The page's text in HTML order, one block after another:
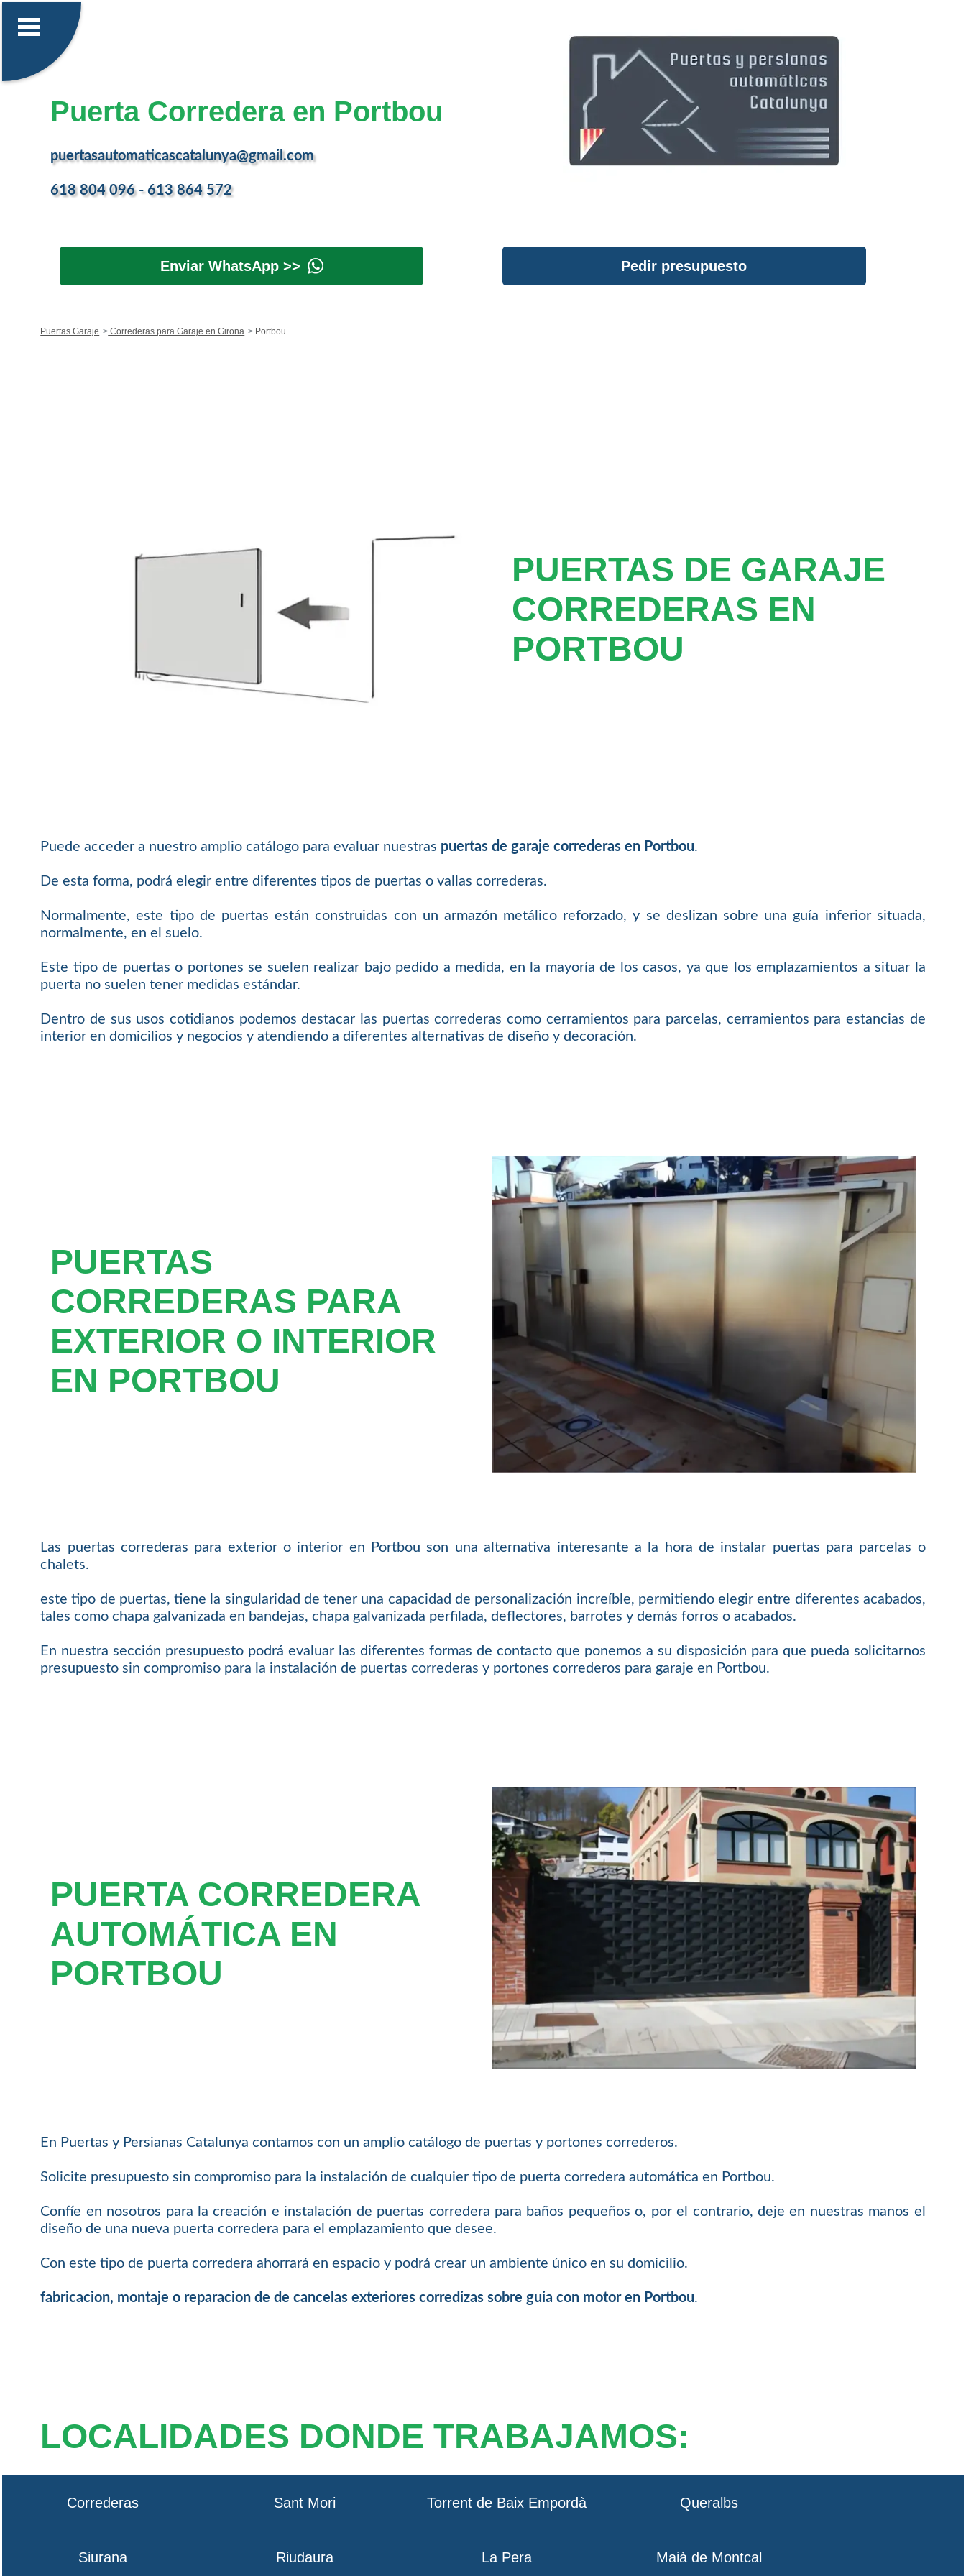
Puerta Corredera en Portbou
puertasautomaticascatalunya@gmail.com
618 804 096 - 613 864 572
Enviar WhatsApp >> Pedir presupuesto
Puertas Garaje Correderas para Garaje en Girona Portbou
PUERTAS DE GARAJE
CORREDERAS EN
PORTBOU
Puede acceder a nuestro amplio catálogo para evaluar nuestras puertas de garaje correderas en Portbou.
De esta forma, podrá elegir entre diferentes tipos de puertas o vallas correderas.
Normalmente, este tipo de puertas están construidas con un armazón metálico reforzado, y se deslizan sobre una guía inferior situada,
normalmente, en el suelo.
Este tipo de puertas o portones se suelen realizar bajo pedido a medida, en la mayoría de los casos, ya que los emplazamientos a situar la
puerta no suelen tener medidas estándar.
Dentro de sus usos cotidianos podemos destacar las puertas correderas como cerramientos para parcelas, cerramientos para estancias de
interior en domicilios y negocios y atendiendo a diferentes alternativas de diseño y decoración.
PUERTAS
CORREDERAS PARA
EXTERIOR O INTERIOR
EN PORTBOU
Las puertas correderas para exterior o interior en Portbou son una alternativa interesante a la hora de instalar puertas para parcelas o
chalets.
este tipo de puertas, tiene la singularidad de tener una capacidad de personalización increíble, permitiendo elegir entre diferentes acabados,
tales como chapa galvanizada en bandejas, chapa galvanizada perfilada, deflectores, barrotes y demás forros o acabados.
En nuestra sección presupuesto podrá evaluar las diferentes formas de contacto que ponemos a su disposición para que pueda solicitarnos
presupuesto sin compromiso para la instalación de puertas correderas y portones correderos para garaje en Portbou.
PUERTA CORREDERA
AUTOMÁTICA EN
PORTBOU
En Puertas y Persianas Catalunya contamos con un amplio catálogo de puertas y portones correderos.
Solicite presupuesto sin compromiso para la instalación de cualquier tipo de puerta corredera automática en Portbou.
Confíe en nosotros para la creación e instalación de puertas corredera para baños pequeños o, por el contrario, deje en nuestras manos el
diseño de una nueva puerta corredera para el emplazamiento que desee.
Con este tipo de puerta corredera ahorrará en espacio y podrá crear un ambiente único en su domicilio.
fabricacion, montaje o reparacion de de cancelas exteriores corredizas sobre guia con motor en Portbou.
LOCALIDADES DONDE TRABAJAMOS:
Correderas Sant Mori Torrent de Baix Empordà Queralbs
Siurana Riudaura La Pera Maià de Montcal